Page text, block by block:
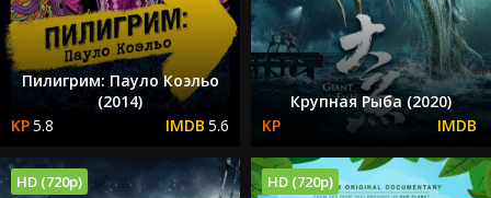
Пилигрим: Пауло Коэльо
(2014)
5.8
5.6
Крупная Рыба (2020)
HD (720p) HD (720p)